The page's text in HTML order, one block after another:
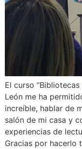
El curso
León me ha
increíble, hablar de
salón de mi casa y
experiencias de
Gracias por